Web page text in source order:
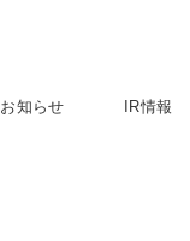
お知らせ IR情報